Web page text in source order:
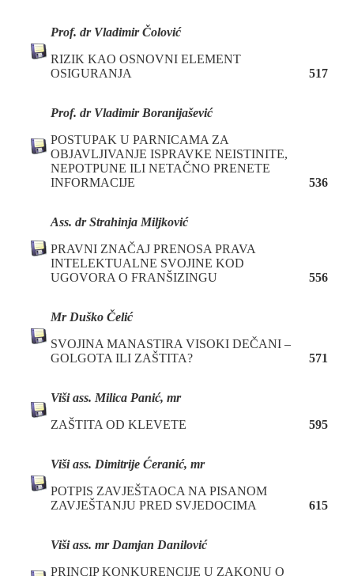
Prof. dr Vladimir Čolović
RIZIK KAO OSNOVNI ELEMENT
OSIGURANJA
517
Prof. dr Vladimir Boranijašević
POSTUPAK U PARNICAMA ZA
OBJAVLJIVANJE ISPRAVKE NEISTINITE,
NEPOTPUNE ILI NETAČNO PRENETE
INFORMACIJE
536
Ass. dr Strahinja Miljković
PRAVNI ZNAČAJ PRENOSA PRAVA
INTELEKTUALNE SVOJINE KOD
UGOVORA O FRANŠIZINGU
556
Mr Duško Čelić
SVOJINA MANASTIRA VISOKI DEČANI –
GOLGOTA ILI ZAŠTITA?
571
Viši ass. Milica Panić, mr
ZAŠTITA OD KLEVETE
595
Viši ass. Dimitrije Ćeranić, mr
POTPIS ZAVJEŠTAOCA NA PISANOM
ZAVJEŠTANJU PRED SVJEDOCIMA
615
Viši ass. mr Damjan Danilović
PRINCIP KONKURENCIJE U ZAKONU O